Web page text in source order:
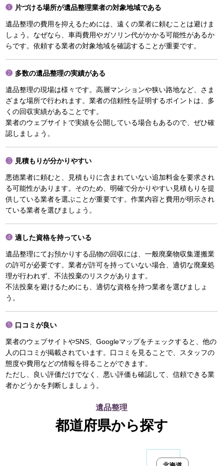
片づける場所が遺品整理業者の対象地域である
遺品整理の費用を抑えるためには、遠くの業者に頼むことは避けま
しょう。なぜなら、車両費用やガソリン代がかかる可能性があるか
らです。依頼する業者の対象地域を確認することが重要です。
多数の遺品整理の実績がある
遺品整理の現場は様々です。高層マンションや狭い路地など、さま
ざまな場所で行われます。業者の信頼性を証明するポイントは、多
くの回収実績があることです。
業者のウェブサイトで実績を公開している場合もあるので、ぜひ確
認しましょう。
見積もりが分かりやすい
悪徳業者に頼むと、見積もりに含まれていない追加料金を要求され
る可能性があります。そのため、明確で分かりやすい見積もりを提
供している業者を選ぶことが重要です。作業内容と費用が明示され
ている業者を選びましょう。
適した資格を持っている
遺品整理にてお預かりする品物の回収には、一般廃棄物収集運搬業
の許可が必要です。業者が許可を持っていない場合、適切な廃棄処
理が行われず、不法投棄のリスクがあります。
不法投棄を避けるためにも、適切な資格を持つ業者を選びましょ
う。
口コミが良い
業者のウェブサイトやSNS、Googleマップをチェックすると、他の
人の口コミが掲載されています。口コミを見ることで、スタッフの
態度や費用などの情報を得ることができます。
ただし、良い評価だけでなく、悪い評価も確認して、信頼できる業
者かどうかを判断しましょう。
遺品整理
都道府県から探す